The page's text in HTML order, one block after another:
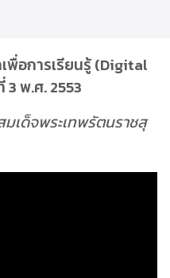
พื่อการเรียนรู้ (Digital
พ.ศ. 2553
เด็จพระเทพรัตนราชสุ